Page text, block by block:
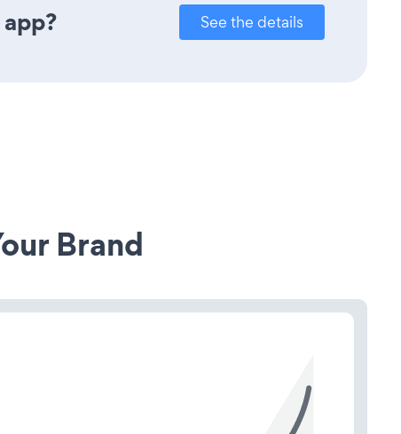
See the details
Brand